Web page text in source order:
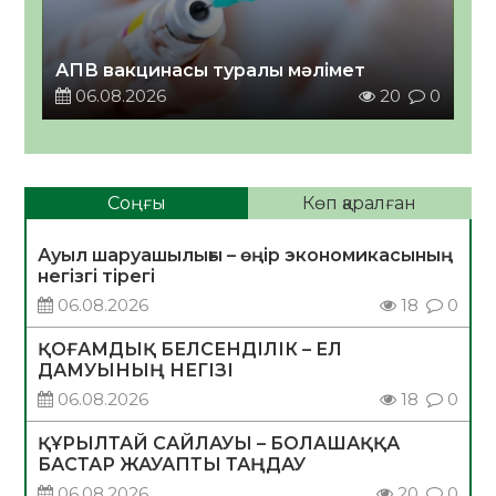
АПВ вакцинасы туралы мәлімет
06.08.2026
20 0
Соңғы Көп қаралған
Ауыл шаруашылығы – өңір экономикасының
негізгі тірегі
06.08.2026
18 0
ҚОҒАМДЫҚ БЕЛСЕНДІЛІК – ЕЛ
ДАМУЫНЫҢ НЕГІЗІ
06.08.2026
18 0
ҚҰРЫЛТАЙ САЙЛАУЫ – БОЛАШАҚҚА
БАСТАР ЖАУАПТЫ ТАҢДАУ